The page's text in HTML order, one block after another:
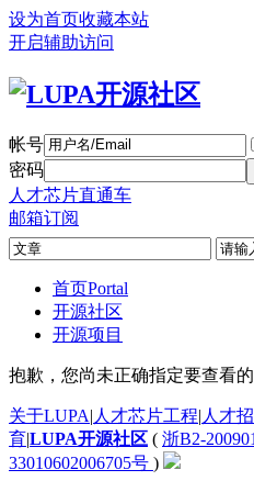
设为首页收藏本站
开启辅助访问
帐号
密码
人才芯片直通车
邮箱订阅
首页Portal
开源社区
开源项目
抱歉，您尚未正确指定要查看
关于LUPA| 人才芯片工程| 人才
育|LUPA开源社区 ( 浙B2-
33010602006705号 )